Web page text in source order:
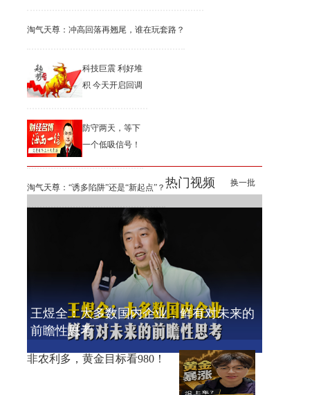
淘气天尊：冲高回落再翘尾，谁在玩套路？
科技巨震 利好堆
积 今天开启回调
防守两天，等下
一个低吸信号！
淘气天尊：“诱多陷阱”还是“新起点”？ 热门视频 换一批
王煜全：大多数国内企业，鲜有对未来的
前瞻性思考
非农利多，黄金目标看980！